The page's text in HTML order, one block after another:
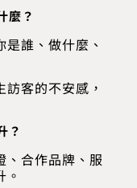
麼？
誰、做什麼、
客的不安感，
？
、合作品牌、服